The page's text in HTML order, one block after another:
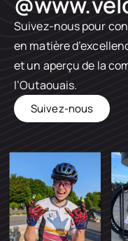
Suivez-nous pour
en matière
et un aperçu de la
l’Outaouais.
Suivez-nous